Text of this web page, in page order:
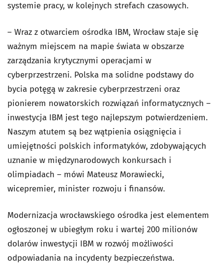
systemie pracy, w kolejnych strefach czasowych.
– Wraz z otwarciem ośrodka IBM, Wrocław staje się
ważnym miejscem na mapie świata w obszarze
zarządzania krytycznymi operacjami w
cyberprzestrzeni. Polska ma solidne podstawy do
bycia potęgą w zakresie cyberprzestrzeni oraz
pionierem nowatorskich rozwiązań informatycznych –
inwestycja IBM jest tego najlepszym potwierdzeniem.
Naszym atutem są bez wątpienia osiągnięcia i
umiejętności polskich informatyków, zdobywających
uznanie w międzynarodowych konkursach i
olimpiadach – mówi Mateusz Morawiecki,
wicepremier, minister rozwoju i finansów.
Modernizacja wrocławskiego ośrodka jest elementem
ogłoszonej w ubiegłym roku i wartej 200 milionów
dolarów inwestycji IBM w rozwój możliwości
odpowiadania na incydenty bezpieczeństwa.